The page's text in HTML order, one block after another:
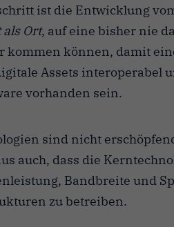
ist die Entwicklung
Ort, auf eine bisher nie
können, damit
Assets interoperabel
vorhanden sein.
sind nicht
auch, dass die
Bandbreite und
zu betreiben.